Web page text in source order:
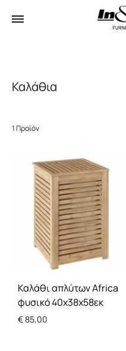
Καλάθια
1 Προϊόν
Καλάθι απλύτων Africa
φυσικό 40x38x58εκ
€85,00